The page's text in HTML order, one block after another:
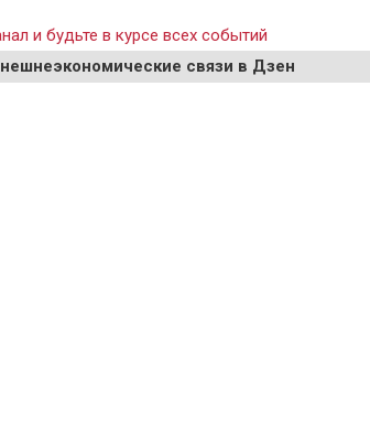
и будьте в курсе всех событий
связи в Дзен